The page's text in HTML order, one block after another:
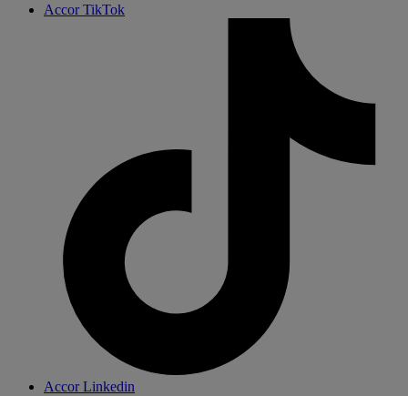
Accor TikTok
Accor Linkedin